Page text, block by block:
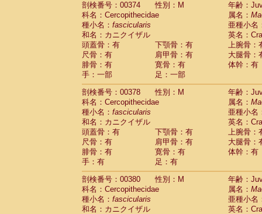
剖検番号：00374
性別：M
年齢：
科名：Cercopithecidae
属名：
種小名： fascicularis
亜種小名
和名：カニクイザル
英名：
頭蓋骨：有
下顎骨：有
上腕骨：
尺骨：有
肩甲骨：有
大腿骨：
腓骨：有
寛骨：有
体幹：有
手：一部
足：一部
剖検番号：00378
性別：M
年齢：
科名：Cercopithecidae
属名：
種小名： fascicularis
亜種小名
和名：カニクイザル
英名：
頭蓋骨：有
下顎骨：有
上腕骨：
尺骨：有
肩甲骨：有
大腿骨：
腓骨：有
寛骨：有
体幹：有
手：有
足：有
剖検番号：00380
性別：M
年齢：
科名：Cercopithecidae
属名：
種小名： fascicularis
亜種小名
和名：カニクイザル
英名：